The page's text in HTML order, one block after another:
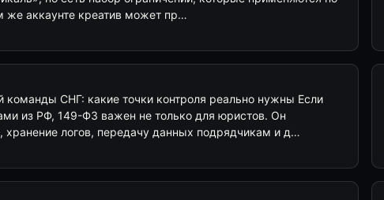
же аккаунте креатив может пр…
СНГ: какие точки контроля реально нужны Если
из РФ, 149-ФЗ важен не только для юристов. Он
хранение логов, передачу данных подрядчикам и д…